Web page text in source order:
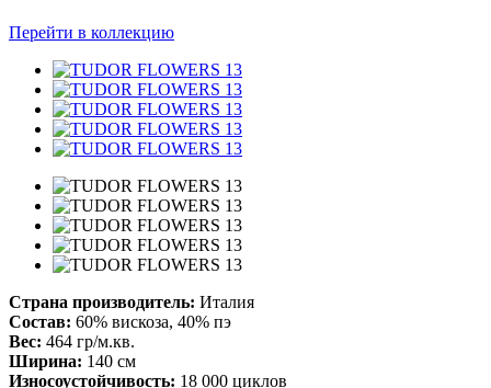
Перейти в коллекцию
Страна производитель: Италия
Состав: 60% вискоза, 40% пэ
Вес: 464 гр/м.кв.
Ширина: 140 см
Износоустойчивость: 18 000 циклов